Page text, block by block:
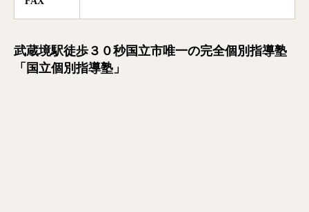
武蔵境駅徒歩３０秒国立市唯一の完全個別指導塾
「国立個別指導塾」